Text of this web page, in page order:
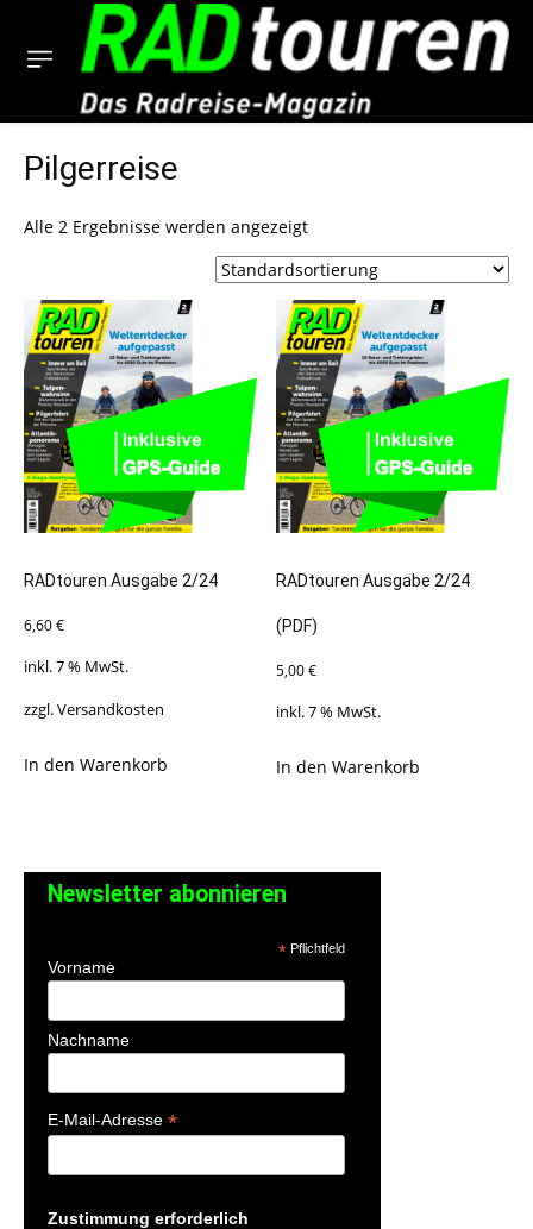
Pilgerreise
Alle 2 Ergebnisse werden angezeigt
RADtouren Ausgabe 2/24
6,60€
inkl. 7 % MwSt.
zzgl.Versandkosten
In den Warenkorb
RADtouren Ausgabe 2/24
(PDF)
5,00€
inkl. 7 % MwSt.
In den Warenkorb
Newsletter abonnieren
*Pflichtfeld
Vorname
Nachname
E-Mail-Adresse *
Zustimmung erforderlich